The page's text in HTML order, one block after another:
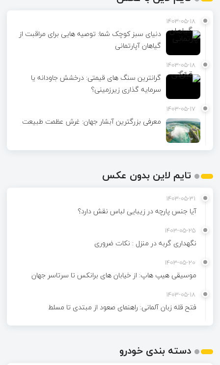
1403-05-18
دنیای سبز کوچک شما: توصیه هایی برای مراقبت از
گیاهان آپارتمانی
1403-05-18
گرانترین سنگ های قیمتی: درخشش جاودانه یا
سرمایه گذاری زیرزمینی؟
1403-05-17
معرفی بزرگترین آبشار جهان: غرش عظمت طبیعت
تایم لاین بدون عکس
1403-05-31
آیا جنس پارچه در زیبایی لباس نقش دارد؟
1403-05-25
نگهداری گربه در منزل : نکات ضروری
1403-05-20
موسیقی هیپ هاپ: از خیابان های برانکس تا سرتاسر جهان
1403-05-18
فتح قله زبان آلمانی: راهنمای صعود از مبتدی تا مسلط
دسته بندی خودرو